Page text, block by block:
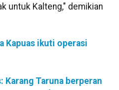
untuk Kalteng," demikian
Kapuas ikuti operasi
Karang Taruna berperan